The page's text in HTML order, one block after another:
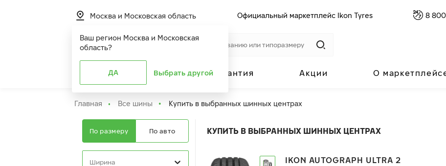
Ваш регион Москва и Московская
область?
ДА Выбрать другой
Москва и Московская область Официальный маркетплейс Ikon Tyres 8
Расширенная гарантия Акции О
Главная Все шины Купить в выбранных шинных центрах
По размеру По авто
Ширина
КУПИТЬ В ВЫБРАННЫХ ШИННЫХ ЦЕНТРАХ
IKON AUTOGRAPH ULTRA 2